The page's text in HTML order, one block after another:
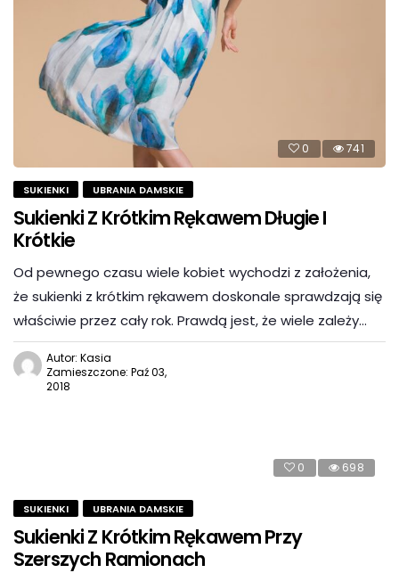
0 741
SUKIENKI UBRANIA DAMSKIE
Sukienki Z Krótkim Rękawem Długie I
Krótkie
Od pewnego czasu wiele kobiet wychodzi z założenia,
że sukienki z krótkim rękawem doskonale sprawdzają się
właściwie przez cały rok. Prawdą jest, że wiele zależy…
Autor: Kasia
Zamieszczone: Paź 03,
2018
0 698
SUKIENKI UBRANIA DAMSKIE
Sukienki Z Krótkim Rękawem Przy
Szerszych Ramionach